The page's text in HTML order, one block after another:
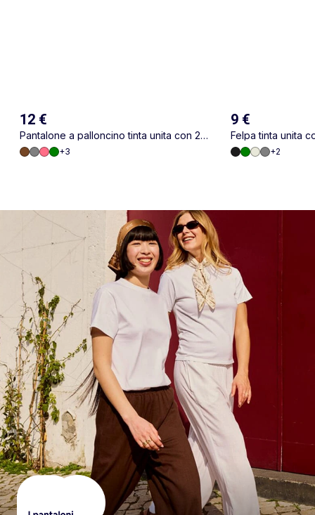
Pantalone a palloncino tinta unita con 2
tasche
12 €
+3
Felpa tinta unita
9 €
+2